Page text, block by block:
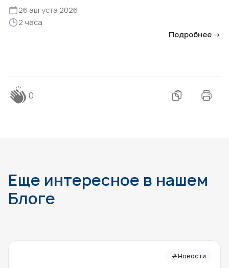
26 августа 2026
2 часа
Подробнее →
0
Еще интересное в нашем
Блоге
#Новости